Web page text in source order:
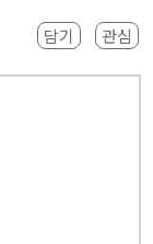
담기 관심